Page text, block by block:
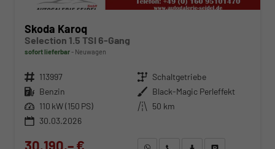
Skoda Karoq
Selection 1.5 TSI 6-Gang
sofort lieferbar Neuwagen
Fahrzeugnr. 113997 Getriebe Schaltgetriebe
Kraftstoff Benzin Außenfarbe Black-Magic Perleffekt
Leistung 110 kW (150 PS) Kilometerstand 50 km
30.03.2026
30.190,– € WhatsApp anfragen
Wir rufen Sie anFahrzeugexposé (PDF)